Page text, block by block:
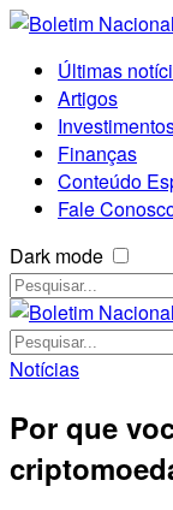
Últimas
Artigos
Finanças
Conteúdo
Fale
Dark mode
Notícias
Por que